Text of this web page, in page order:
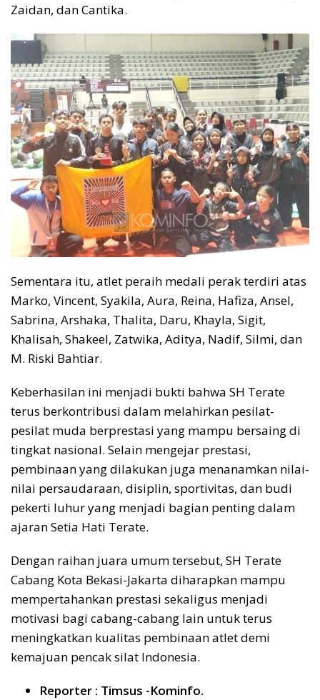
Zaidan, dan Cantika.
Sementara itu, atlet peraih medali perak terdiri atas
Marko, Vincent, Syakila, Aura, Reina, Hafiza, Ansel,
Sabrina, Arshaka, Thalita, Daru, Khayla, Sigit,
Khalisah, Shakeel, Zatwika, Aditya, Nadif, Silmi, dan
M. Riski Bahtiar.
Keberhasilan ini menjadi bukti bahwa SH Terate
terus berkontribusi dalam melahirkan pesilat-
pesilat muda berprestasi yang mampu bersaing di
tingkat nasional. Selain mengejar prestasi,
pembinaan yang dilakukan juga menanamkan nilai-
nilai persaudaraan, disiplin, sportivitas, dan budi
pekerti luhur yang menjadi bagian penting dalam
ajaran Setia Hati Terate.
Dengan raihan juara umum tersebut, SH Terate
Cabang Kota Bekasi-Jakarta diharapkan mampu
mempertahankan prestasi sekaligus menjadi
motivasi bagi cabang-cabang lain untuk terus
meningkatkan kualitas pembinaan atlet demi
kemajuan pencak silat Indonesia.
Reporter : Timsus -Kominfo.